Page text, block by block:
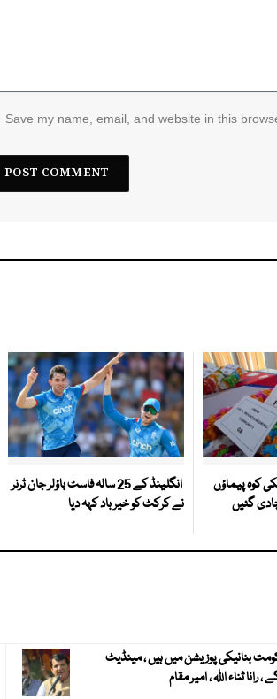
Save my name, email, and website in this
کوہ پیماؤں
گئیں
انگلینڈ کے 25 سالہ فاسٹ باؤلر جان ٹرنر
نے کرکٹ کو خیر باد کہہ دیا
بنانیکی پوزیشن میں ہیں ، مینڈیٹ
ثناء اللہ ، امیر مقام